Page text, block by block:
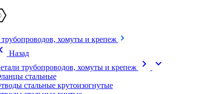
трубопроводов, хомуты и крепеж
Назад
трубопроводов, хомуты и крепеж
chevron_right expand_more
стальные
стальные крутоизогнутые